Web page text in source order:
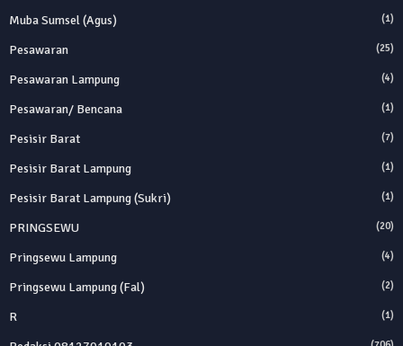
Muba Sumsel (Agus) (1)
Pesawaran (25)
Pesawaran Lampung (4)
Pesawaran/ Bencana (1)
Pesisir Barat (7)
Pesisir Barat Lampung (1)
Pesisir Barat Lampung (Sukri) (1)
PRINGSEWU (20)
Pringsewu Lampung (4)
Pringsewu Lampung (Fal) (2)
R (1)